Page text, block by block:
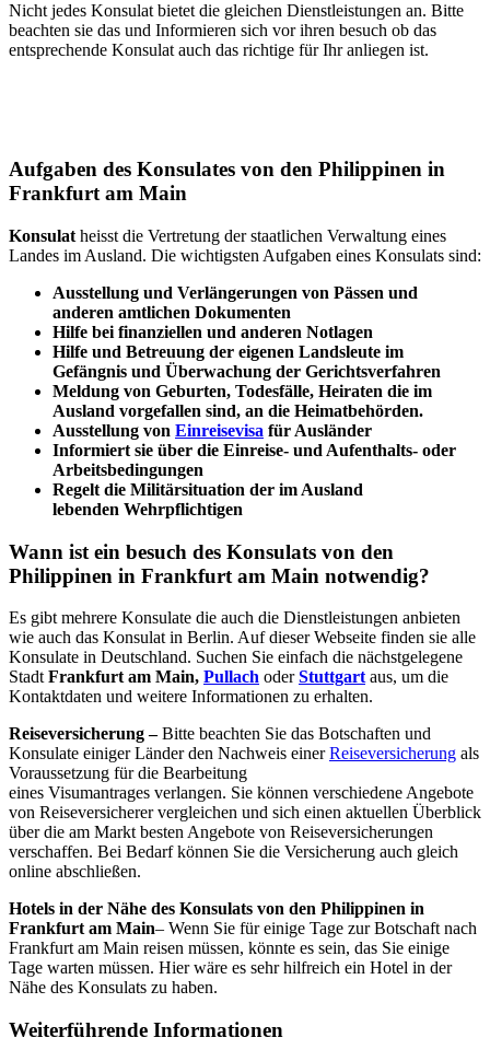
Nicht jedes Konsulat bietet die gleichen Dienstleistungen an. Bitte
beachten sie das und Informieren sich vor ihren besuch ob das
entsprechende Konsulat auch das richtige für Ihr anliegen ist.
Aufgaben des Konsulates von den Philippinen in
Frankfurt am Main
Konsulat heisst die Vertretung der staatlichen Verwaltung eines
Landes im Ausland. Die wichtigsten Aufgaben eines Konsulats sind:
Ausstellung und Verlängerungen von Pässen und
anderen amtlichen Dokumenten
Hilfe bei finanziellen und anderen Notlagen
Hilfe und Betreuung der eigenen Landsleute im
Gefängnis und Überwachung der Gerichtsverfahren
Meldung von Geburten, Todesfälle, Heiraten die im
Ausland vorgefallen sind, an die Heimatbehörden.
Ausstellung von Einreisevisa für Ausländer
Informiert sie über die Einreise- und Aufenthalts- oder
Arbeitsbedingungen
Regelt die Militärsituation der im Ausland
lebenden Wehrpflichtigen
Wann ist ein besuch des Konsulats von den
Philippinen in Frankfurt am Main notwendig?
Es gibt mehrere Konsulate die auch die Dienstleistungen anbieten
wie auch das Konsulat in Berlin. Auf dieser Webseite finden sie alle
Konsulate in Deutschland. Suchen Sie einfach die nächstgelegene
Stadt Frankfurt am Main, Pullach oderStuttgart aus, um die
Kontaktdaten und weitere Informationen zu erhalten.
Reiseversicherung –Bitte beachten Sie das Botschaften und
Konsulate einiger Länder den Nachweis einerReiseversicherung als
Voraussetzung für die Bearbeitung
eines Visumantrages verlangen. Sie können verschiedene Angebote
von Reiseversicherer vergleichen und sich einen aktuellen Überblick
über die am Markt besten Angebote von Reiseversicherungen
verschaffen. Bei Bedarf können Sie die Versicherung auch gleich
online abschließen.
Hotels in der Nähe des Konsulats von den Philippinen in
Frankfurt am Main– Wenn Sie für einige Tage zur Botschaft nach
Frankfurt am Main reisen müssen, könnte es sein, das Sie einige
Tage warten müssen. Hier wäre es sehr hilfreich ein Hotel in der
Nähe des Konsulats zu haben.
Weiterführende Informationen